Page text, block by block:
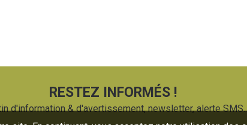
RESTEZ INFORMÉS !
d'information & d'avertissement, newsletter, alerte